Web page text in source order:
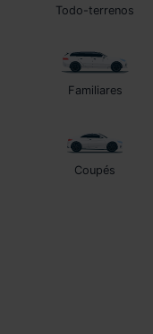
Todo-terrenos
Familiares
Coupés